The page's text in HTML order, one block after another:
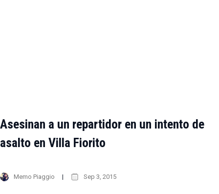
Asesinan a un repartidor en un intento de
asalto en Villa Fiorito
Memo Piaggio Sep 3, 2015